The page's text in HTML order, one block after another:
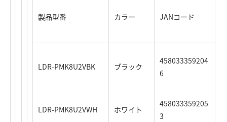
製品型番 カラー JANコード
LDR-PMK8U2VBK ブラック
458033359204
6
LDR-PMK8U2VWH ホワイト
458033359205
3